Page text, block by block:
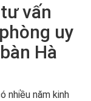
vấn
uy
Hà
nhiều năm kinh